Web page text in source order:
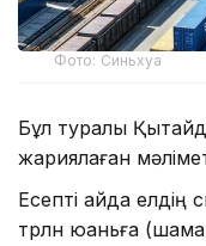
Фото: Синьхуа
Бұл туралы
жариялаған
Есепті айда
трлн юаньға